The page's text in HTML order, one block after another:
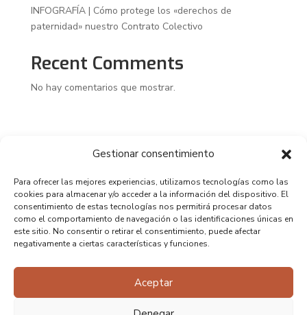
Gestionar consentimiento
Para ofrecer las mejores experiencias, utilizamos tecnologías como las
cookies para almacenar y/o acceder a la información del dispositivo. El
consentimiento de estas tecnologías nos permitirá procesar datos
como el comportamiento de navegación o las identificaciones únicas en
este sitio. No consentir o retirar el consentimiento, puede afectar
negativamente a ciertas características y funciones.
Aceptar
INFOGRAFÍA | Cómo protege los «derechos de
paternidad» nuestro Contrato Colectivo
Recent Comments
No hay comentarios que mostrar.